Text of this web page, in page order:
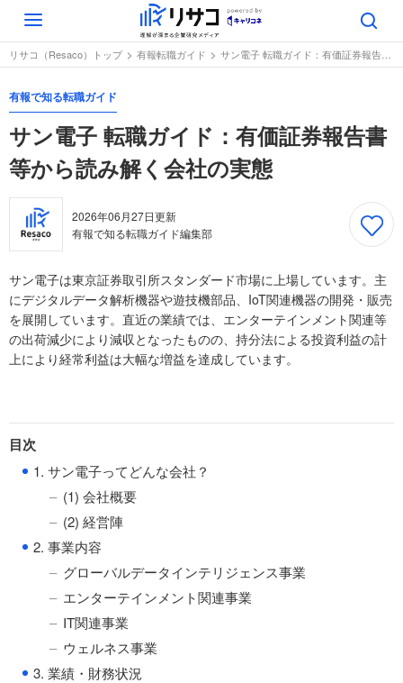
Toggle
navigation
リサコ（Resaco）トップ 有報転職ガイド サン電子 転職ガイド：有価証券報告書等から読み解く会社の実態
有報で知る転職ガイド
サン電子 転職ガイド：有価証券報告書
等から読み解く会社の実態
2026年06月27日更新
有報で知る転職ガイド編集部
サン電子は東京証券取引所スタンダード市場に上場しています。主
にデジタルデータ解析機器や遊技機部品、IoT関連機器の開発・販売
を展開しています。直近の業績では、エンターテインメント関連等
の出荷減少により減収となったものの、持分法による投資利益の計
上により経常利益は大幅な増益を達成しています。
目次
● 1. サン電子ってどんな会社？
(1) 会社概要
(2) 経営陣
● 2. 事業内容
グローバルデータインテリジェンス事業
エンターテインメント関連事業
IT関連事業
ウェルネス事業
● 3. 業績・財務状況